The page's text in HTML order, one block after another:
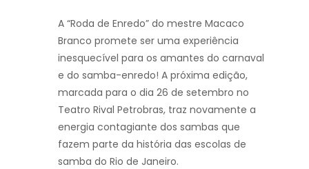
A “Roda de Enredo” do mestre Macaco
Branco promete ser uma experiência
inesquecível para os amantes do carnaval
e do samba-enredo! A próxima edição,
marcada para o dia 26 de setembro no
Teatro Rival Petrobras, traz novamente a
energia contagiante dos sambas que
fazem parte da história das escolas de
samba do Rio de Janeiro.